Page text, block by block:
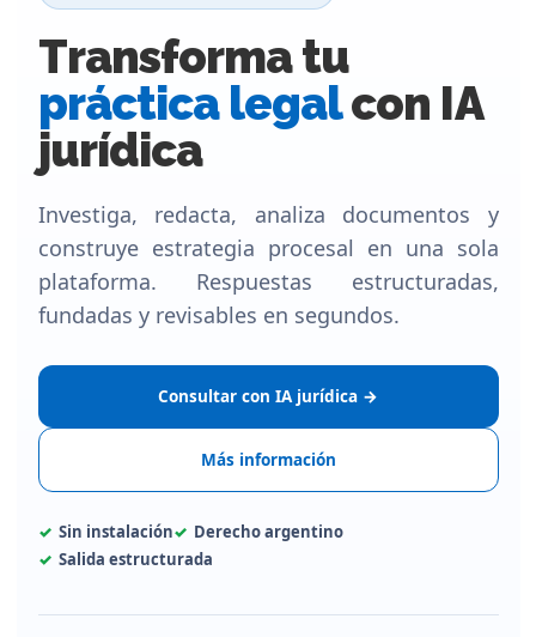
Transforma tu
práctica legalcon IA
jurídica
Investiga, redacta, analiza documentos y
construye estrategia procesal en una sola
plataforma. Respuestas estructuradas,
fundadas y revisables en segundos.
Consultar con IA jurídica →
Más información
Sin instalación
Derecho argentino
Salida estructurada